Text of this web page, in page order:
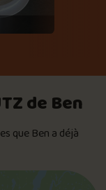
de Ben
que Ben a déjà